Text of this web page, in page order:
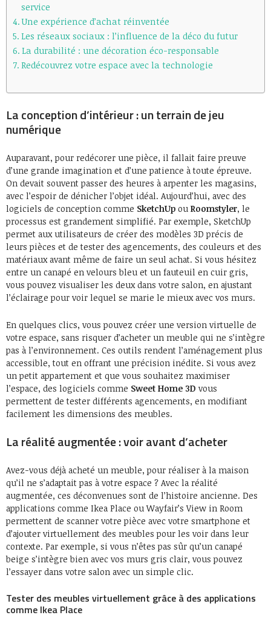
service
Une expérience d’achat réinventée
Les réseaux sociaux : l’influence de la déco du futur
La durabilité : une décoration éco-responsable
Redécouvrez votre espace avec la technologie
La conception d’intérieur : un terrain de jeu
numérique
Auparavant, pour redécorer une pièce, il fallait faire preuve
d’une grande imagination et d’une patience à toute épreuve.
On devait souvent passer des heures à arpenter les magasins,
avec l’espoir de dénicher l’objet idéal. Aujourd’hui, avec des
logiciels de conception comme SketchUp ou Roomstyler, le
processus est grandement simplifié. Par exemple, SketchUp
permet aux utilisateurs de créer des modèles 3D précis de
leurs pièces et de tester des agencements, des couleurs et des
matériaux avant même de faire un seul achat. Si vous hésitez
entre un canapé en velours bleu et un fauteuil en cuir gris,
vous pouvez visualiser les deux dans votre salon, en ajustant
l’éclairage pour voir lequel se marie le mieux avec vos murs.
En quelques clics, vous pouvez créer une version virtuelle de
votre espace, sans risquer d’acheter un meuble qui ne s’intègre
pas à l’environnement. Ces outils rendent l’aménagement plus
accessible, tout en offrant une précision inédite. Si vous avez
un petit appartement et que vous souhaitez maximiser
l’espace, des logiciels comme Sweet Home 3D vous
permettent de tester différents agencements, en modifiant
facilement les dimensions des meubles.
La réalité augmentée : voir avant d’acheter
Avez-vous déjà acheté un meuble, pour réaliser à la maison
qu’il ne s’adaptait pas à votre espace ? Avec la réalité
augmentée, ces déconvenues sont de l’histoire ancienne. Des
applications comme Ikea Place ou Wayfair’s View in Room
permettent de scanner votre pièce avec votre smartphone et
d’ajouter virtuellement des meubles pour les voir dans leur
contexte. Par exemple, si vous n’êtes pas sûr qu’un canapé
beige s’intègre bien avec vos murs gris clair, vous pouvez
l’essayer dans votre salon avec un simple clic.
Tester des meubles virtuellement grâce à des applications
comme Ikea Place